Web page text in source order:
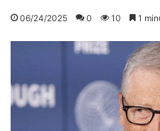
06/24/2025 0 10 1